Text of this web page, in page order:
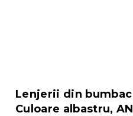
Lenjerii din
Culoare albastru,